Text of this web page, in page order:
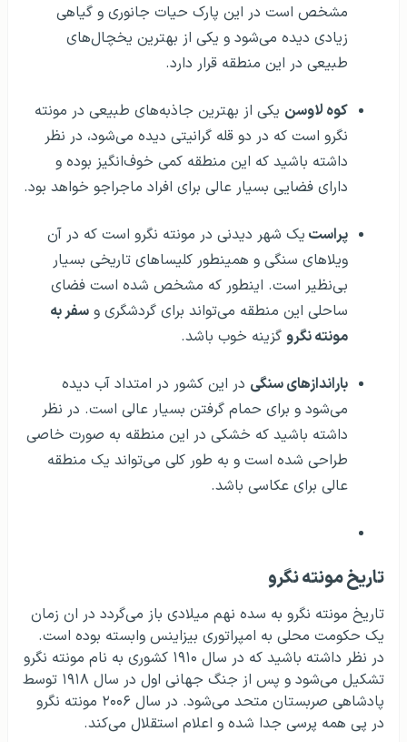
مشخص است در این پارک حیات جانوری و گیاهی
زیادی دیده می‌شود و یکی از بهترین یخچال‌های
طبیعی در این منطقه قرار دارد.
کوه لاوسن یکی از بهترین جاذبه‌های طبیعی در مونته
نگرو است که در دو قله گرانیتی دیده می‌شود، در نظر
داشته باشید که این منطقه کمی خوف‌انگیز بوده و
دارای فضایی بسیار عالی برای افراد ماجراجو خواهد بود.
پراست یک شهر دیدنی در مونته نگرو است که در آن
ویلاهای سنگی و همینطور کلیساهای تاریخی بسیار
بی‌نظیر است. اینطور که مشخص شده است فضای
ساحلی این منطقه می‌تواند برای گردشگری و سفر به
مونته نگرو گزینه خوب باشد.
بارانداز‌های سنگی در این کشور در امتداد آب دیده
می‌شود و برای حمام گرفتن بسیار عالی است. در نظر
داشته باشید که خشکی در این منطقه به صورت خاصی
طراحی شده است و به طور کلی می‌تواند یک منطقه
عالی برای عکاسی باشد.
تاریخ مونته نگرو
تاریخ مونته نگرو به سده نهم میلادی باز می‌گردد در ان زمان
یک حکومت محلی به امپراتوری بیزاینس وابسته بوده است.
در نظر داشته باشید که در سال ۱۹۱۰ کشوری به نام مونته نگرو
تشکیل می‌شود و پس از جنگ جهانی اول در سال ۱۹۱۸ توسط
پادشاهی صربستان متحد می‌شود. در سال ۲۰۰۶ مونته نگرو
در پی همه پرسی جدا شده و اعلام استقلال می‌کند.